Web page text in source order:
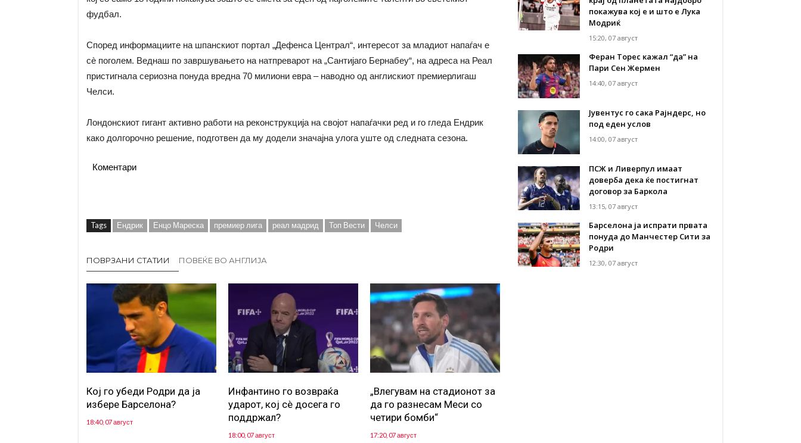
фудбал.
Според информациите на шпанскиот портал „Дефенса Централ“, интересот за младиот напаѓач е
сè поголем. Веднаш по завршувањето на натпреварот на „Сантијаго Бернабеу“, на адреса на Реал
пристигнала сериозна понуда вредна 70 милиони евра – наводно од англискиот премиерлигаш
Челси.
Лондонскиот гигант активно работи на реконструкција на својот напаѓачки ред и го гледа Ендрик
како долгорочно решение, подготвен да му додели значајна улога уште од следната сезона.
Коментари
Tags Ендрик Енцо Мареска премиер лига реал мадрид Топ Вести Челси
ПОВРЗАНИ СТАТИИ ПОВЕЌЕ ВО АНГЛИЈА
Кој го убеди Родри да ја
избере Барселона?
18:40, 07 август
Инфантино го возвраќа
ударот, кој сè досега го
поддржал?
18:00, 07 август
„Влегувам на стадионот за
да го разнесам Меси со
четири бомби“
17:20, 07 август
покажува кој е и што е Лука
Модриќ
15:20, 07 август
Феран Торес кажал “да” на
Пари Сен Жермен
14:40, 07 август
Јувентус го сака Рајндерс, но
под еден услов
14:00, 07 август
ПСЖ и Ливерпул имаат
доверба дека ќе постигнат
договор за Баркола
13:15, 07 август
Барселона ја испрати првата
понуда до Манчестер Сити за
Родри
12:30, 07 август